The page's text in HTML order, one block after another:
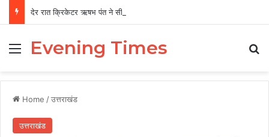
MenuEvening Times
Home /उत्तराखंड
उत्तराखंड